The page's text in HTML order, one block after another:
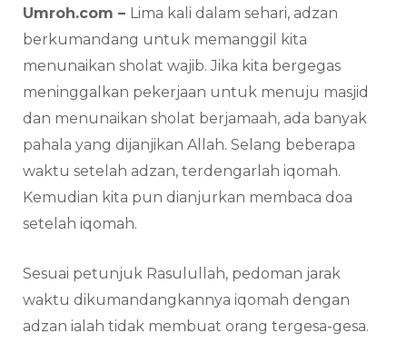
Umroh.com – Lima kali dalam sehari, adzan
berkumandang untuk memanggil kita
menunaikan sholat wajib. Jika kita bergegas
meninggalkan pekerjaan untuk menuju masjid
dan menunaikan sholat berjamaah, ada banyak
pahala yang dijanjikan Allah. Selang beberapa
waktu setelah adzan, terdengarlah iqomah.
Kemudian kita pun dianjurkan membaca doa
setelah iqomah.
Sesuai petunjuk Rasulullah, pedoman jarak
waktu dikumandangkannya iqomah dengan
adzan ialah tidak membuat orang tergesa-gesa.